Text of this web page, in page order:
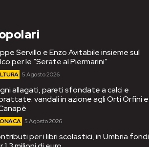
Servillo e Enzo Avitabile insieme sul
per le “Serate al Piermarini”
5 Agosto 2026
allagati, pareti sfondate a calci e
vandali in azione agli Orti Orfini e
5 Agosto 2026
per i libri scolastici, in Umbria fondi